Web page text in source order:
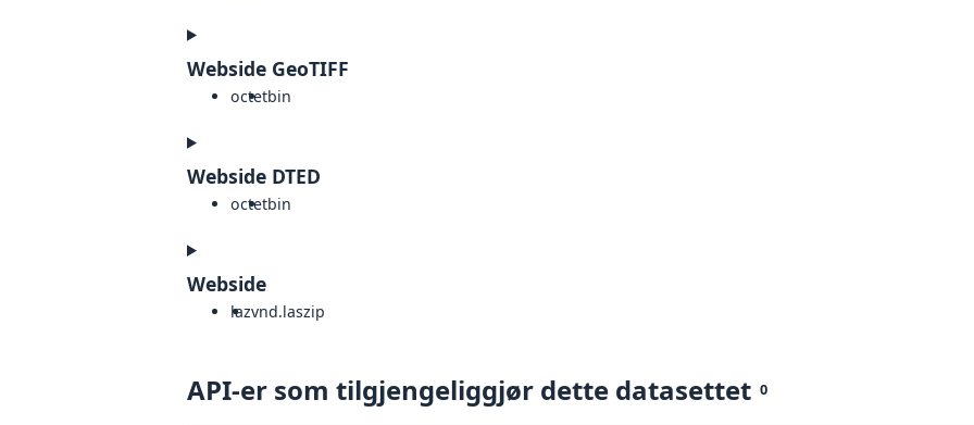
Webside GeoTIFF
octetbin
Webside DTED
octetbin
Webside
lazvnd.laszip
API-er som tilgjengeliggjør dette datasettet 0